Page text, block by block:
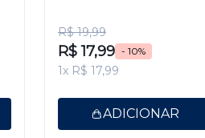
R$ 19,99
R$ 17,99 - 10%
1x R$ 17,99
ADICIONAR